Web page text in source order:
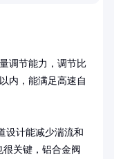
调节能力，调节比
内，能满足高速自
设计能减少湍流和
很关键，铝合金阀